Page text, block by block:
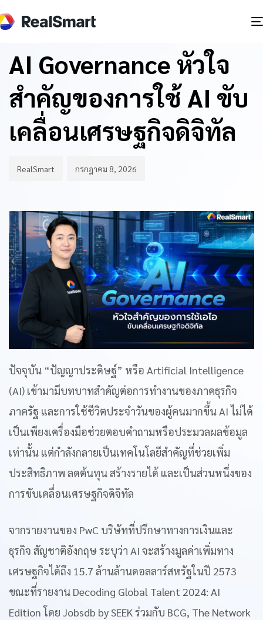
IN:
AI Governance หัวใจ
สำคัญของการใช้ AI ขับ
เคลื่อนเศรษฐกิจดิจิทัล
RealSmart
on:
กรกฎาคม 8, 2026
ปัจจุบัน “ปัญญาประดิษฐ์” หรือ Artificial Intelligence
(AI) เข้ามามีบทบาทสำคัญต่อการทำงานของภาคธุรกิจ
ภาครัฐ และการใช้ชีวิตประจำวันของผู้คนมากขึ้น AI ไม่ได้
เป็นเพียงเครื่องมือช่วยตอบคำถามหรือประมวลผลข้อมูล
เท่านั้น แต่กำลังกลายเป็นเทคโนโลยีสำคัญที่ช่วยเพิ่ม
ประสิทธิภาพ ลดต้นทุน สร้างรายได้ และเป็นส่วนหนึ่งของ
การขับเคลื่อนเศรษฐกิจดิจิทัล
จากรายงานของ PwC บริษัทที่ปรึกษาทางการเงินและ
ธุรกิจ สัญชาติอังกฤษ ระบุว่า AI จะสร้างมูลค่าเพิ่มทาง
เศรษฐกิจได้ถึง 15.7 ล้านล้านดอลลาร์สหรัฐในปี 2573
ขณะที่รายงาน Decoding Global Talent 2024: AI
Edition โดย Jobsdb by SEEK ร่วมกับ BCG, The Network